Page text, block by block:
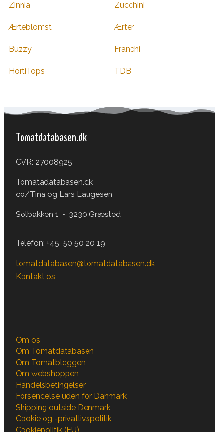
Zinnia Zucchini
Ærteblomst Ærter
Buzzy Franchi
HortiTops TDB
Tomatdatabasen.dk
CVR: 27008925
Tomatadatabasen.dk
co/Tina og Lars Laugesen
Solbakken 1 • 3230 Græsted
Telefon: +45 50 50 20 19
tomatdatabasen@tomatdatabasen.dk
Kontakt os
Om os
Om Tomatdatabasen
Om Tomatbloggen
Om webshoppen
Handelsbetingelser
Forsendelse uden for Danmark
Shipping outside Denmark
Cookie og -privatlivspolitik
Cookiepolitik (EU)